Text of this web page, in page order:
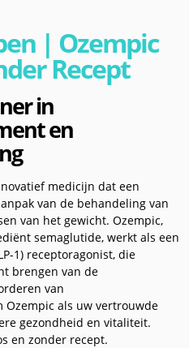
| Ozempic
Recept
in
en
medicijn dat een
van de behandeling van
van het gewicht. Ozempic,
semaglutide, werkt als een
1) receptoragonist, die
brengen van de
van
als uw vertrouwde
gezondheid en vitaliteit.
en zonder recept.